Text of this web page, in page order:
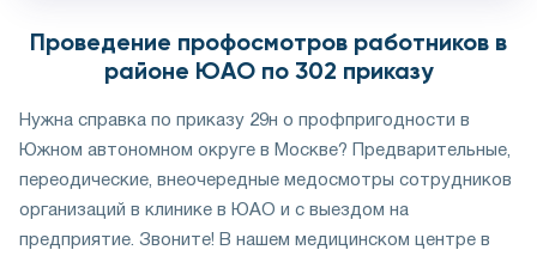
Проведение профосмотров работников в
районе ЮАО по 302 приказу
Нужна справка по приказу 29н о профпригодности в
Южном автономном округе в Москве? Предварительные,
переодические, внеочередные медосмотры сотрудников
организаций в клинике в ЮАО и с выездом на
предприятие. Звоните! В нашем медицинском центре в